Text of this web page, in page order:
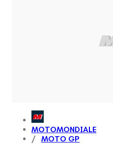
MOTOMONDIALE
MOTO GP